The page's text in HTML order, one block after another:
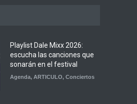
Playlist Dale Mixx 2026:
escucha las canciones que
sonarán en el festival
Agenda, ARTICULO, Conciertos